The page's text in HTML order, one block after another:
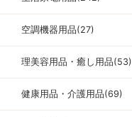
空調機器用品(27)
理美容用品・癒し用品(53)
健康用品・介護用品(69)